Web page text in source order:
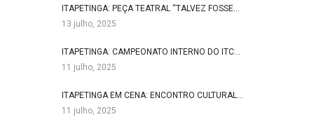
ITAPETINGA: PEÇA TEATRAL “TALVEZ FOSSE…
13 julho, 2025
ITAPETINGA: CAMPEONATO INTERNO DO ITC…
11 julho, 2025
ITAPETINGA EM CENA: ENCONTRO CULTURAL…
11 julho, 2025